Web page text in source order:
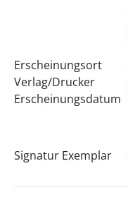
Erscheinungsort
Verlag/Drucker
Erscheinungsdatum
Signatur Exemplar